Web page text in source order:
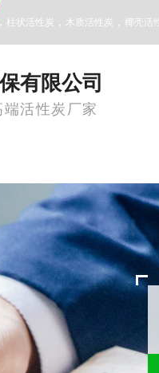
， 柱状活性炭 ， 木质活性炭 ， 椰壳活
有限公司
活性炭厂家